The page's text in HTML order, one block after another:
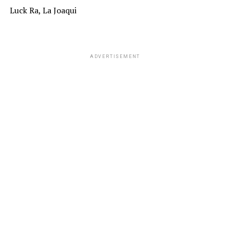
Luck Ra, La Joaqui
ADVERTISEMENT